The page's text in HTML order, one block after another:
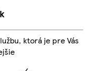
ktorá je pre Vás